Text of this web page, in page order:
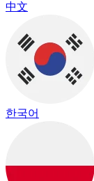
中文
한국어